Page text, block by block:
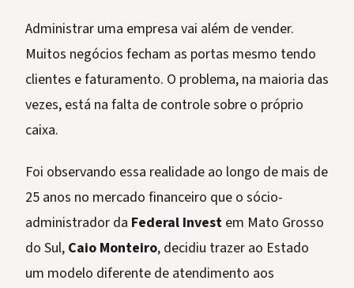
Administrar uma empresa vai além de vender.
Muitos negócios fecham as portas mesmo tendo
clientes e faturamento. O problema, na maioria das
vezes, está na falta de controle sobre o próprio
caixa.
Foi observando essa realidade ao longo de mais de
25 anos no mercado financeiro que o sócio-
administrador da Federal Invest em Mato Grosso
do Sul, Caio Monteiro, decidiu trazer ao Estado
um modelo diferente de atendimento aos